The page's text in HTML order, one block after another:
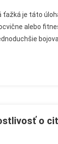
ťažká je táto
alebo
o